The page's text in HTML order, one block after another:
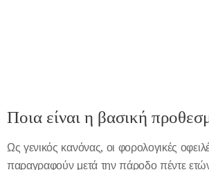
Ποια είναι η βασική
Ως γενικός κανόνας, οι φορολογικές
παραγραφούν μετά την πάροδο πέντε